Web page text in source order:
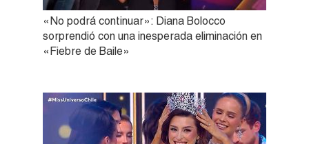
«No podrá continuar»: Diana Bolocco
sorprendió con una inesperada eliminación en
«Fiebre de Baile»